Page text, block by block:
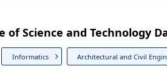
Science and Technology
Informatics Architectural and Civil